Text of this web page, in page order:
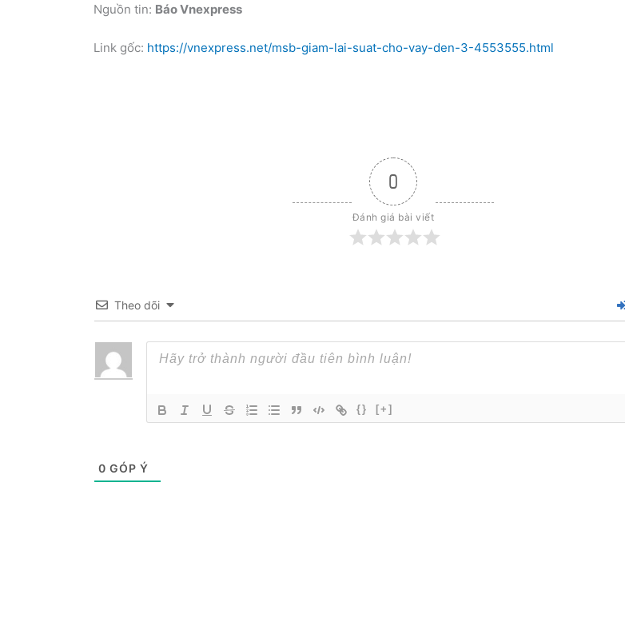
Nguồn tin: Báo Vnexpress
Link gốc: https://vnexpress.net/msb-giam-lai-suat-cho-vay-den-3-4553555.html
0
Đánh giá bài viết
Theo dõi
{} [+]
0 GÓP Ý